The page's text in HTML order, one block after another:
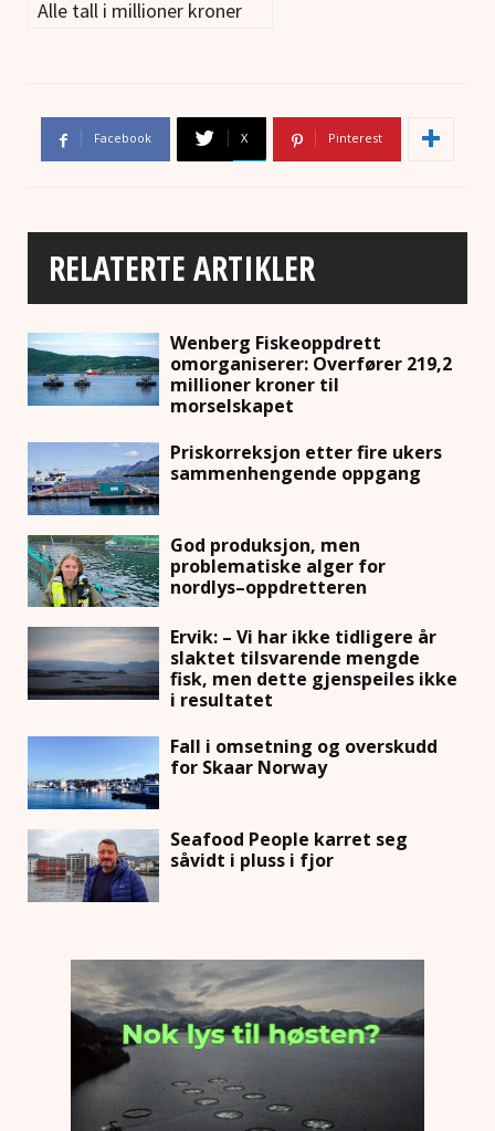
Alle tall i millioner kroner
Facebook X Pinterest
RELATERTE ARTIKLER
Wenberg Fiskeoppdrett
omorganiserer: Overfører 219,2
millioner kroner til
morselskapet
Priskorreksjon etter fire ukers
sammenhengende oppgang
God produksjon, men
problematiske alger for
nordlys–oppdretteren
Ervik: – Vi har ikke tidligere år
slaktet tilsvarende mengde
fisk, men dette gjenspeiles ikke
i resultatet
Fall i omsetning og overskudd
for Skaar Norway
Seafood People karret seg
såvidt i pluss i fjor